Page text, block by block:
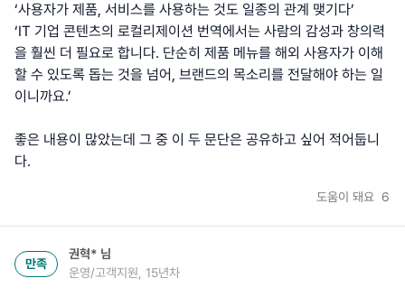
‘사용자가 제품, 서비스를 사용하는 것도 일종의 관계 맺기다’
‘IT 기업 콘텐츠의 로컬리제이션 번역에서는 사람의 감성과 창의력
을 훨씬 더 필요로 합니다. 단순히 제품 메뉴를 해외 사용자가 이해
할 수 있도록 돕는 것을 넘어, 브랜드의 목소리를 전달해야 하는 일
이니까요.’
좋은 내용이 많았는데 그 중 이 두 문단은 공유하고 싶어 적어둡니
다.
도움이 돼요 6
만족
권혁* 님
운영/고객지원, 15년차